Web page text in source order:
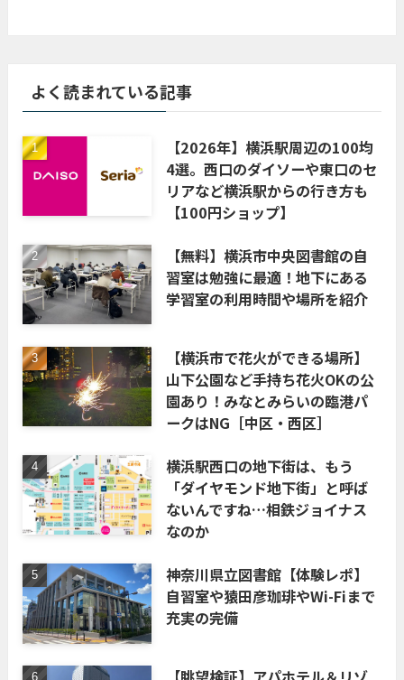
よく読まれている記事
【2026年】横浜駅周辺の100均
4選。西口のダイソーや東口のセ
リアなど横浜駅からの行き方も
【100円ショップ】
【無料】横浜市中央図書館の自
習室は勉強に最適！地下にある
学習室の利用時間や場所を紹介
【横浜市で花火ができる場所】
山下公園など手持ち花火OKの公
園あり！みなとみらいの臨港パ
ークはNG［中区・西区］
横浜駅西口の地下街は、もう
「ダイヤモンド地下街」と呼ば
ないんですね…相鉄ジョイナス
なのか
神奈川県立図書館【体験レポ】
自習室や猿田彦珈琲やWi-Fiまで
充実の完備